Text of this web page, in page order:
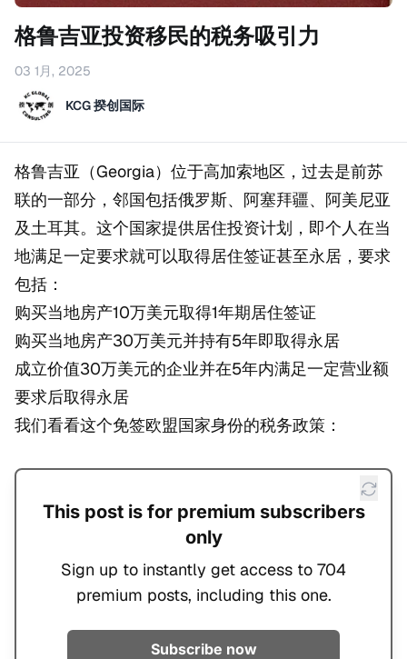
格鲁吉亚投资移民的税务吸引力
03 1月, 2025
KCG 揆创国际
格鲁吉亚（Georgia）位于高加索地区，过去是前苏
联的一部分，邻国包括俄罗斯、阿塞拜疆、阿美尼亚
及土耳其。这个国家提供居住投资计划，即个人在当
地满足一定要求就可以取得居住签证甚至永居，要求
包括：
购买当地房产10万美元取得1年期居住签证
购买当地房产30万美元并持有5年即取得永居
成立价值30万美元的企业并在5年内满足一定营业额
要求后取得永居
我们看看这个免签欧盟国家身份的税务政策：
This post is for premium subscribers
only
Sign up to instantly get access to 704
premium posts, including this one.
Subscribe now